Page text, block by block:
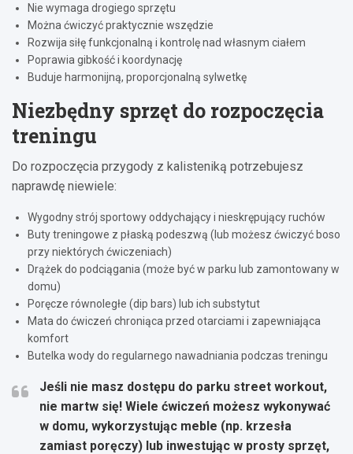
Nie wymaga drogiego sprzętu
Można ćwiczyć praktycznie wszędzie
Rozwija siłę funkcjonalną i kontrolę nad własnym ciałem
Poprawia gibkość i koordynację
Buduje harmonijną, proporcjonalną sylwetkę
Niezbędny sprzęt do rozpoczęcia
treningu
Do rozpoczęcia przygody z kalisteniką potrzebujesz
naprawdę niewiele:
Wygodny strój sportowy oddychający i nieskrępujący ruchów
Buty treningowe z płaską podeszwą (lub możesz ćwiczyć boso
przy niektórych ćwiczeniach)
Drążek do podciągania (może być w parku lub zamontowany w
domu)
Poręcze równoległe (dip bars) lub ich substytut
Mata do ćwiczeń chroniąca przed otarciami i zapewniająca
komfort
Butelka wody do regularnego nawadniania podczas treningu
Jeśli nie masz dostępu do parku street workout,
nie martw się! Wiele ćwiczeń możesz wykonywać
w domu, wykorzystując meble (np. krzesła
zamiast poręczy) lub inwestując w prosty sprzęt,